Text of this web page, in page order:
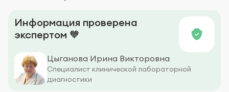
Информация проверена
экспертом 🧡
Цыганова Ирина Викторовна
Специалист клинической лабораторной
диагностики